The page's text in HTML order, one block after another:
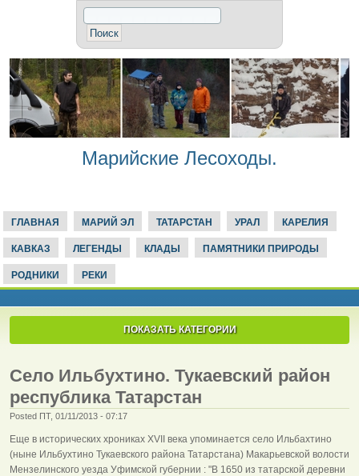
Марийские Лесоходы.
ГЛАВНАЯ МАРИЙ ЭЛ ТАТАРСТАН УРАЛ КАРЕЛИЯ
КАВКАЗ ЛЕГЕНДЫ КЛАДЫ ПАМЯТНИКИ ПРИРОДЫ
РОДНИКИ РЕКИ
ПОКАЗАТЬ КАТЕГОРИИ
Село Ильбухтино. Тукаевский район
республика Татарстан
Posted ПТ, 01/11/2013 - 07:17
Еще в исторических хрониках ХVII века упоминается село Ильбахтино
(ныне Ильбухтино Тукаевского района Татарстана) Макарьевской волости
Мензелинского уезда Уфимской губернии : "В 1650 из татарской деревни